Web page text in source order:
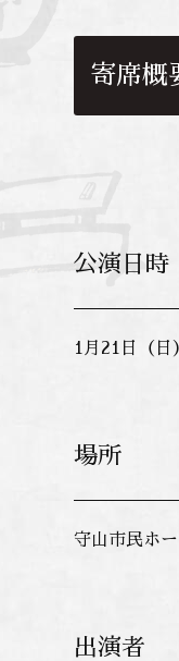
寄席概
公演日時
1月21日（日
場所
守山市民ホ
出演者